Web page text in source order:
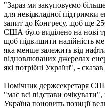
"Зараз ми закуповуємо
для невідкладної підтримки
запит до Конгресу, щоб ще
США було виділено на нові
щоб підвищити надійність
яка менше залежить від
відновлюваних джерелах
які потрібні Україні", -
Помічник держсекретаря
"має всі підстави
Україна поновить позиції